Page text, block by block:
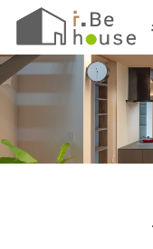
このページの本文へ